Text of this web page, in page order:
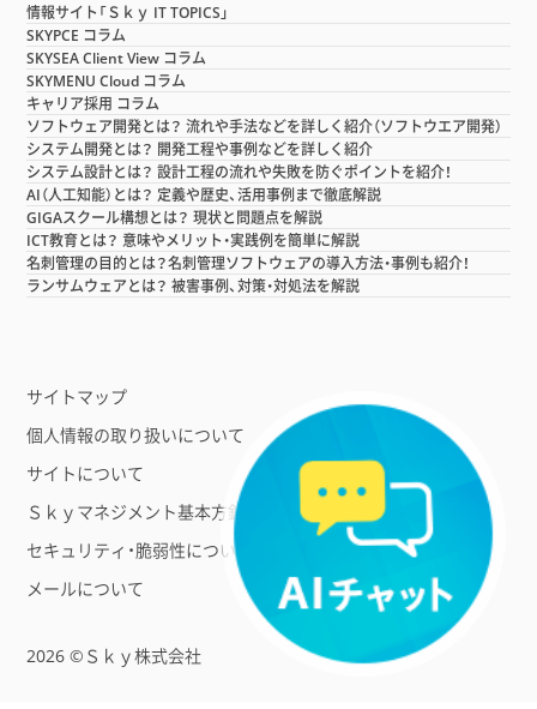
情報サイト「Ｓｋｙ IT TOPICS」
SKYPCE コラム
SKYSEA Client View コラム
SKYMENU Cloud コラム
キャリア採用 コラム
ソフトウェア開発とは？ 流れや手法などを詳しく紹介（ソフトウエア開発）
システム開発とは？ 開発工程や事例などを詳しく紹介
システム設計とは？ 設計工程の流れや失敗を防ぐポイントを紹介！
AI（人工知能）とは？ 定義や歴史、活用事例まで徹底解説
GIGAスクール構想とは？ 現状と問題点を解説
ICT教育とは？ 意味やメリット・実践例を簡単に解説
名刺管理の目的とは？名刺管理ソフトウェアの導入方法・事例も紹介！
ランサムウェアとは？ 被害事例、対策・対処法を解説
サイトマップ
個人情報の取り扱いについて
サイトについて
Ｓｋｙマネジメント基本方針
セキュリティ・脆弱性について
メールについて
2026 ©Ｓｋｙ株式会社